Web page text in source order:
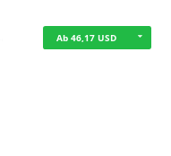
Ab 46,17 USD